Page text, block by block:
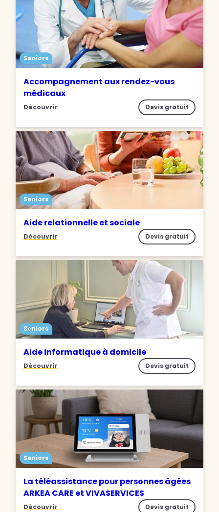
Seniors
Accompagnement aux rendez-vous
médicaux
Découvrir Devis gratuit
Seniors
Aide relationnelle et sociale
Découvrir Devis gratuit
Seniors
Aide informatique à domicile
Découvrir Devis gratuit
Seniors
La téléassistance pour personnes âgées
ARKEA CARE et VIVASERVICES
Découvrir Devis gratuit